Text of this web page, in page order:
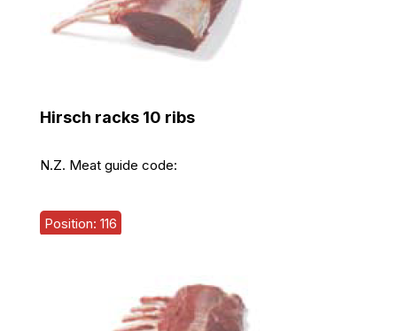
Hirsch racks 10 ribs
N.Z. Meat guide code:
Position: 116